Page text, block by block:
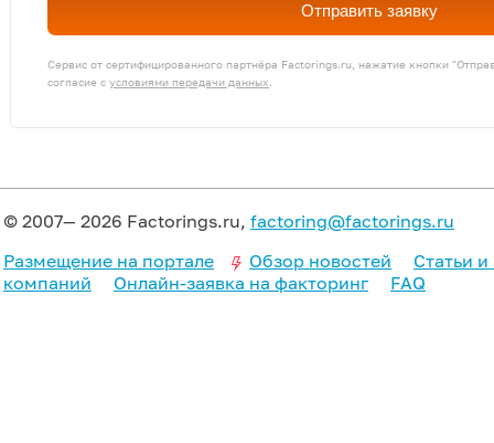
Отправить заявку
Сервис от сертифицированного партнёра Factorings.ru, нажатие кнопки
согласие с условиями передачи данных.
© 2007— 2026 Factorings.ru, factoring@factorings.ru
Размещение на портале
Обзор новостей
Статьи
компаний
Онлайн-заявка на факторинг FAQ